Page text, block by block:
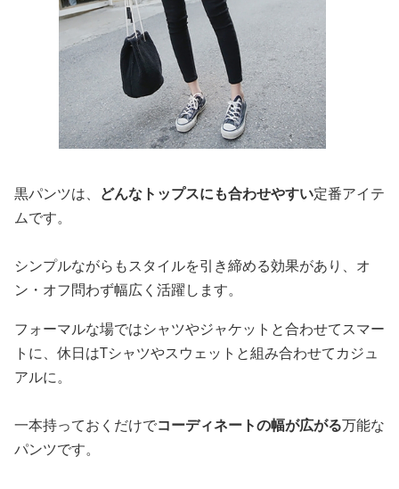
黒パンツは、 どんなトップスにも合わせやすい定番アイテ
ムです。
シンプルながらもスタイルを引き締める効果があり、オ
ン・オフ問わず幅広く活躍します。
フォーマルな場ではシャツやジャケットと合わせてスマー
トに、休日はTシャツやスウェットと組み合わせてカジュ
アルに。
一本持っておくだけでコーディネートの幅が広がる万能な
パンツです。